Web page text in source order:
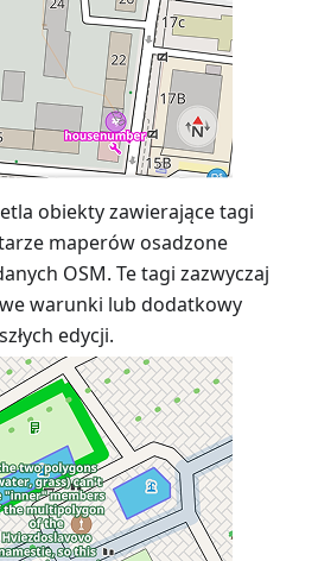
obiekty zawierające tagi
maperów osadzone
OSM. Te tagi zazwyczaj
warunki lub dodatkowy
edycji.